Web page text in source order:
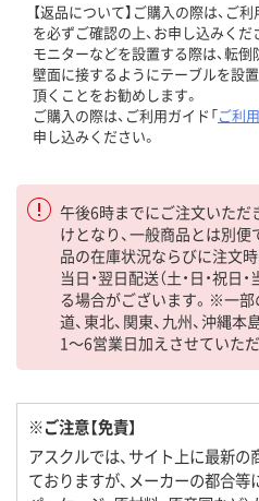
【返品について】ご購入の際は、ご
を必ずご確認の上、お申し込みくだ
モニターなどを設置する際は、転
壁面に接するようにテーブルを設
頂くことをお勧めします。
ご購入の際は、ご利用ガイド「ご利
申し込みください。
午後6時までにご注文いただ
けとなり、一般商品とは別
品の在庫状況ならびに注文時
当日・翌日配送（土・日・祝
る場合がございます。※一
道、東北、関東、九州、沖縄
1～6営業日加えさせていた
※ご注意【免責】
アスクルでは、サイト上に最新
ておりますが、メーカーの都合等